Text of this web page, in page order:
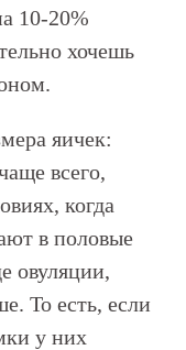
10-20%
хочешь
яичек:
всего,
когда
в половые
овуляции,
То есть, если
у них